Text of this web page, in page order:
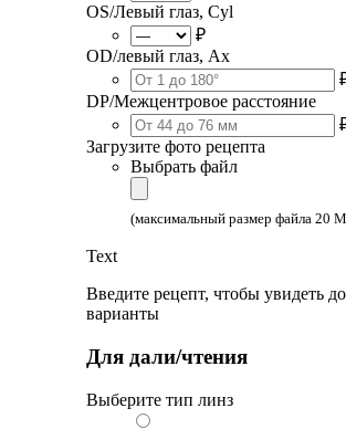
OS/Левый глаз, Cyl
₽
OD/левый глаз, Ax
DP/Межцентровое расстояние
Загрузите фото рецепта
Выбрать файл
(максимальный размер файла 20
Text
Введите рецепт, чтобы увидеть
варианты
Для дали/чтения
Выберите тип линз